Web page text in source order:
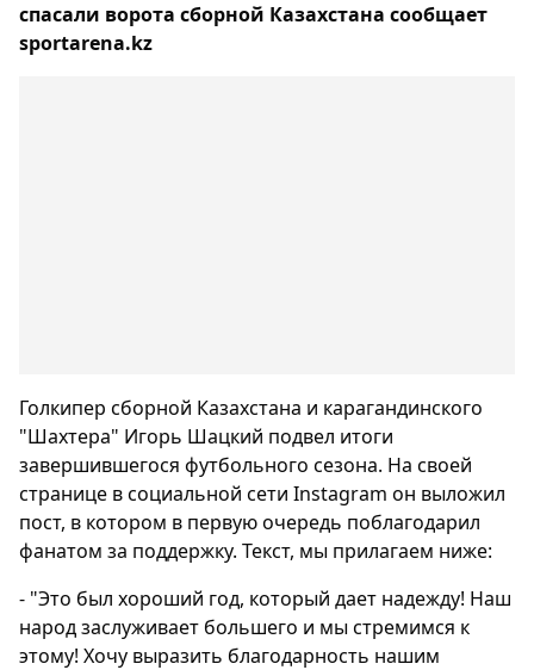
спасали ворота сборной Казахстана сообщает
sportarena.kz
Голкипер сборной Казахстана и карагандинского
"Шахтера" Игорь Шацкий подвел итоги
завершившегося футбольного сезона. На своей
странице в социальной сети Instagram он выложил
пост, в котором в первую очередь поблагодарил
фанатом за поддержку. Текст, мы прилагаем ниже:
- "Это был хороший год, который дает надежду! Наш
народ заслуживает большего и мы стремимся к
этому! Хочу выразить благодарность нашим